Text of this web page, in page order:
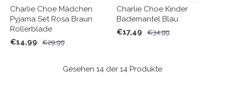
Charlie Choe Mädchen
Pyjama Set Rosa Braun
Rollerblade
€14,99
€29,99
Charlie Choe Kinder
Bademantel Blau
€17,49
€34,99
Gesehen 14 der 14 Produkte